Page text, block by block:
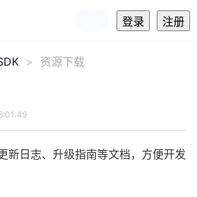
登录 注册
资源下载
新日志、升级指南等文档，方便开发